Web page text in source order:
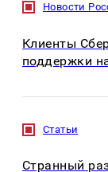
Новости
Клиенты
поддержки
Статьи
Странный